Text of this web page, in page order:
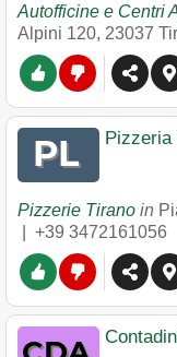
Autofficine e Centri
Alpini 120, 23037
Pizzeria
Pizzerie Tirano in
+39 3472161056